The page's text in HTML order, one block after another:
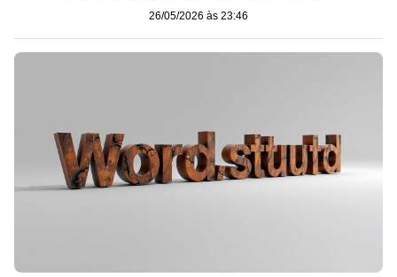
26/05/2026 às 23:46